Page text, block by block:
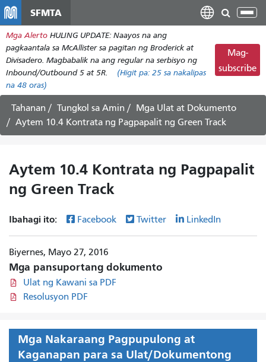
pangunahing
nilalaman
SFMTA
I-
ang
Mga Alerto HULING UPDATE: Naayos na ang
pagkaantala sa McAllister sa pagitan ng Broderick at
Divisadero. Magbabalik na ang regular na serbisyo ng
Inbound/Outbound 5 at 5R.
(Higit pa: 25 sa nakalipas
na 48 oras)
Mag-
subscribe
Tahanan Tungkol sa Amin
Mga Ulat at Dokumento
Aytem 10.4 Kontrata ng Pagpapalit ng Green Track
Aytem 10.4 Kontrata ng Pagpapalit
ng Green Track
Ibahagi ito: Facebook Twitter LinkedIn
Biyernes, Mayo 27, 2016
Mga pansuportang dokumento
Ulat ng Kawani sa PDF
Resolusyon PDF
Mga Nakaraang Pagpupulong at
Kaganapan para sa Ulat/Dokumentong